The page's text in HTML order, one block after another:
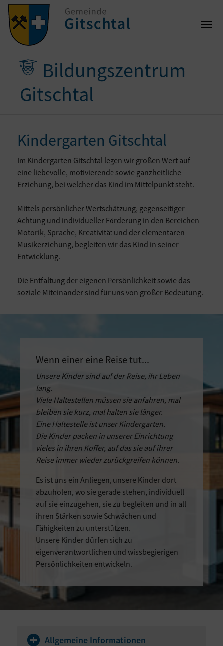
Bildungszentrum
Gitschtal
Kindergarten Gitschtal
Im Kindergarten Gitschtal legen wir großen Wert auf
eine liebevolle, motivierende sowie ganzheitliche
Erziehung, bei welcher das Kind im Mittelpunkt steht.
Mittels persönlicher Wertschätzung, gegenseitiger
Achtung und individueller Förderung in den Bereichen
Motorik, Sprache, Kreativität und der elementaren
Musikerziehung, begleiten wir das Kind in seiner
Entwicklung.
Die Entfaltung der eigenen Persönlichkeit sowie das
soziale Miteinander sind für uns von großer Bedeutung.
Wenn einer eine Reise tut...
Unsere Kinder sind auf der Reise, ihr Leben
lang.
Viele Haltestellen müssen sie anfahren, mal
bleiben sie kurz, mal halten sie länger.
Eine Haltestelle ist unser Kindergarten.
Die Kinder packen in unserer Einrichtung
vieles in ihren Koffer, auf das sie auf ihrer
Reise immer wieder zurückgreifen können.
Es ist uns ein Anliegen, unsere Kinder dort
abzuholen, wo sie gerade stehen, individuell
auf sie einzugehen, sie zu begleiten und in all
ihren Stärken sowie Schwächen und
Fähigkeiten zu unterstützen.
Unsere Kinder dürfen sich zu
eigenverantwortlichen und wissbegierigen
Persönlichkeiten entwickeln.
Allgemeine Informationen